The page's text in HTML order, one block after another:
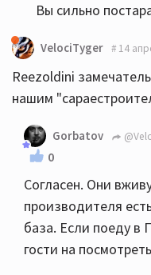
Вы сильно
VelociTyger 14
Reezoldini
нашим
Gorbatov
0
Согласен. Они
производителя
база. Если поеду в
гости на